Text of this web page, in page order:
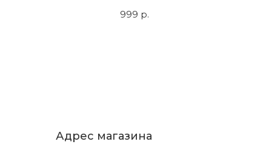
FRIDA, белый, новая
машина
999 р.
Адрес магазина